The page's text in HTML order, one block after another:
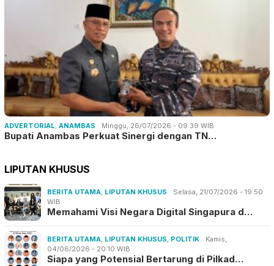
ADVERTORIAL, ANAMBAS Minggu, 26/07/2026 - 09:39 WIB
Bupati Anambas Perkuat Sinergi dengan TN…
LIPUTAN KHUSUS
BERITA UTAMA, LIPUTAN KHUSUS
Selasa, 21/07/2026 - 19:50
WIB
Memahami Visi Negara Digital Singapura d…
BERITA UTAMA, LIPUTAN KHUSUS, POLITIK
Kamis,
04/06/2026 - 20:10 WIB
Siapa yang Potensial Bertarung di Pilkad…